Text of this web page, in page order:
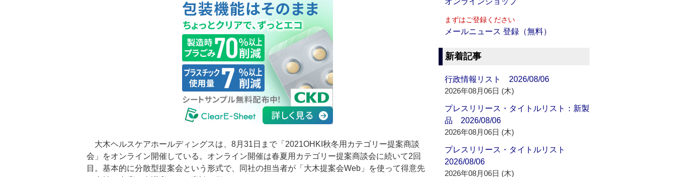
大木ヘルスケアホールディングスは、8月31日まで「2021OHKI秋冬用カテゴリー提案商談
会」をオンライン開催している。オンライン開催は春夏用カテゴリー提案商談会に続いて2回
目。基本的に分散型提案会という形式で、同社の担当者が「大木提案会Web」を使って得意先
まずはご登録ください
メールニュース 登録（無料）
新着記事
行政情報リスト 2026/08/06
2026年08月06日 (木)
プレスリリース・タイトルリスト：新製
品 2026/08/06
2026年08月06日 (木)
プレスリリース・タイトルリスト
2026/08/06
2026年08月06日 (木)